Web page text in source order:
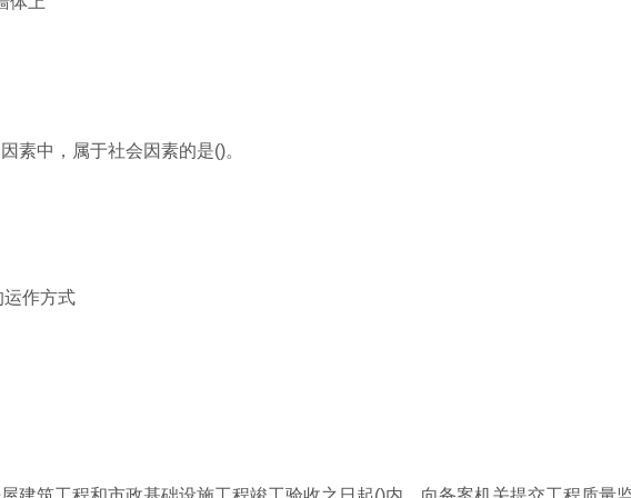
素中，属于社会因素的是()。
运作方式